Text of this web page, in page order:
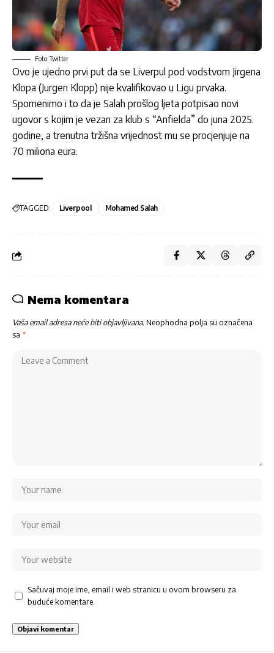
Foto: Twitter
Ovo je ujedno prvi put da se Liverpul pod vodstvom Jirgena
Klopa (Jurgen Klopp) nije kvalifikovao u Ligu prvaka.
Spomenimo i to da je Salah prošlog ljeta potpisao novi
ugovor s kojim je vezan za klub s “Anfielda” do juna 2025.
godine, a trenutna tržišna vrijednost mu se procjenjuje na
70 miliona eura.
TAGGED: Liverpool Mohamed Salah
Nema komentara
Vaša email adresa neće biti objavljivana.Neophodna polja su označena
sa *
Sačuvaj moje ime, email i web stranicu u ovom browseru za
buduće komentare.